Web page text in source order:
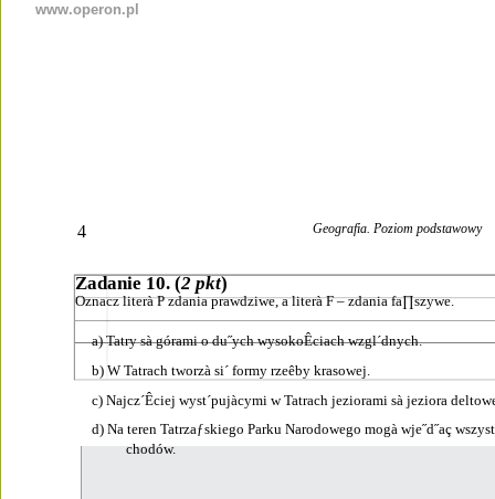
www.operon.pl
4 Geografia. Poziom podstawowy
Zadanie 10. (2 pkt)
Oznacz literà P zdania prawdziwe, a literà F – zdania fa∏szywe.
a) Tatry sà górami o du˝ych wysokoÊciach wzgl´dnych.
b) W Tatrach tworzà si´ formy rzeêby krasowej.
c) Najcz´Êciej wyst´pujàcymi w Tatrach jeziorami sà jeziora
d) Na teren Tatrzaƒskiego Parku Narodowego mogà wje˝d˝aç
chodów.